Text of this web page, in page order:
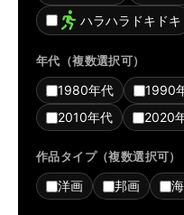
ハラハラドキドキ
年代（複数選択可）
1980年代 1990
2010年代
2020
作品タイプ（複数選択可）
洋画 邦画